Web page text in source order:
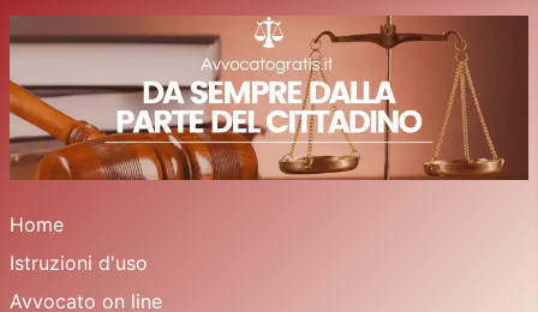
Home
Istruzioni d'uso
Avvocato on line